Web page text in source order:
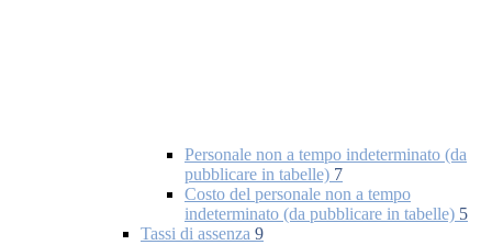
Personale non a tempo indeterminato (da
pubblicare in tabelle) 7
Costo del personale non a tempo
indeterminato (da pubblicare in tabelle) 5
Tassi di assenza 9